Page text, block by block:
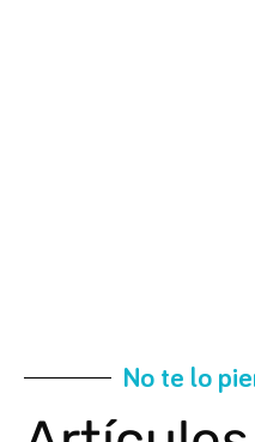
No te lo